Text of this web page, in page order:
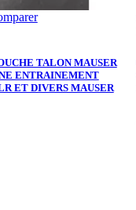
TALON MAUSER
ENTRAINEMENT
ET DIVERS MAUSER